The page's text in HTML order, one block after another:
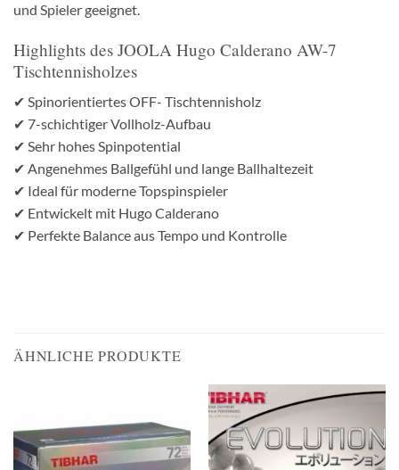
und Spieler geeignet.
Highlights des JOOLA Hugo Calderano AW-7
Tischtennisholzes
✔ Spinorientiertes OFF- Tischtennisholz
✔ 7-schichtiger Vollholz-Aufbau
✔ Sehr hohes Spinpotential
✔ Angenehmes Ballgefühl und lange Ballhaltezeit
✔ Ideal für moderne Topspinspieler
✔ Entwickelt mit Hugo Calderano
✔ Perfekte Balance aus Tempo und Kontrolle
ÄHNLICHE PRODUKTE